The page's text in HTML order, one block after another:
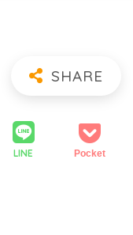
LINE Pocket